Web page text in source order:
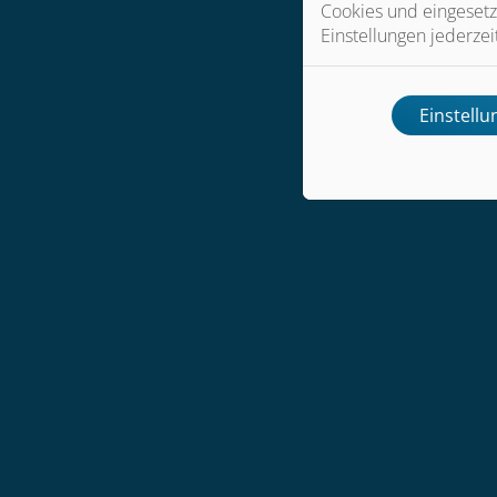
Cookies und
Einstellungen